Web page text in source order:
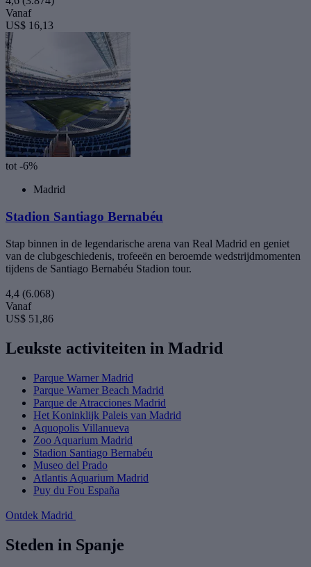
Vanaf
US$ 16,13
tot -6%
Madrid
Stadion Santiago Bernabéu
Stap binnen in de legendarische arena van Real Madrid en geniet
van de clubgeschiedenis, trofeeën en beroemde wedstrijdmomenten
tijdens de Santiago Bernabéu Stadion tour.
4,4 (6.068)
Vanaf
US$ 51,86
Leukste activiteiten in Madrid
Parque Warner Madrid
Parque Warner Beach Madrid
Parque de Atracciones Madrid
Het Koninklijk Paleis van Madrid
Aquopolis Villanueva
Zoo Aquarium Madrid
Stadion Santiago Bernabéu
Museo del Prado
Atlantis Aquarium Madrid
Puy du Fou España
Ontdek Madrid
Steden in Spanje